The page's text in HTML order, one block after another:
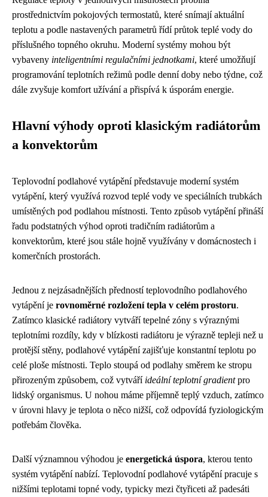
prostřednictvím pokojových termostatů, které snímají aktuální
teplotu a podle nastavených parametrů řídí průtok teplé vody do
příslušného topného okruhu. Moderní systémy mohou být
vybaveny inteligentními regulačními jednotkami, které umožňují
programování teplotních režimů podle denní doby nebo týdne, což
dále zvyšuje komfort užívání a přispívá k úsporám energie.
Hlavní výhody oproti klasickým radiátorům
a konvektorům
Teplovodní podlahové vytápění představuje moderní systém
vytápění, který využívá rozvod teplé vody ve speciálních trubkách
umístěných pod podlahou místnosti. Tento způsob vytápění přináší
řadu podstatných výhod oproti tradičním radiátorům a
konvektorům, které jsou stále hojně využívány v domácnostech i
komerčních prostorách.
Jednou z nejzásadnějších předností teplovodního podlahového
vytápění je rovnoměrné rozložení tepla v celém prostoru.
Zatímco klasické radiátory vytváří tepelné zóny s výraznými
teplotními rozdíly, kdy v blízkosti radiátoru je výrazně tepleji než u
protější stěny, podlahové vytápění zajišťuje konstantní teplotu po
celé ploše místnosti. Teplo stoupá od podlahy směrem ke stropu
přirozeným způsobem, což vytváří ideální teplotní gradientpro
lidský organismus. U nohou máme příjemně teplý vzduch, zatímco
v úrovni hlavy je teplota o něco nižší, což odpovídá fyziologickým
potřebám člověka.
Další významnou výhodou je energetická úspora, kterou tento
systém vytápění nabízí. Teplovodní podlahové vytápění pracuje s
nižšími teplotami topné vody, typicky mezi čtyřiceti až padesáti